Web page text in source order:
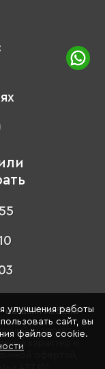
магазин мебели
интернет-
характер и
улучшения работы
сайт, вы
файлов cookie.